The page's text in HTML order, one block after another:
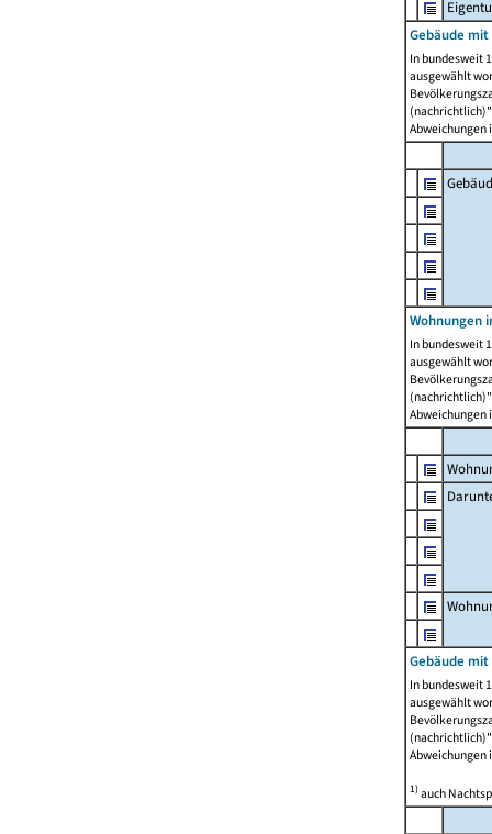
Gebäude
In bundesweit
ausgewählt
Abweichungen
Wohnungen
In bundesweit
ausgewählt
Abweichungen
Gebäude
In bundesweit
ausgewählt
Abweichungen
1)auch